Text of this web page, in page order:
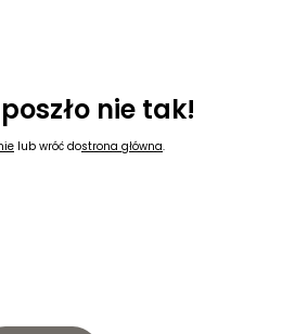
nie tak!
lub wróć dostrona główna.